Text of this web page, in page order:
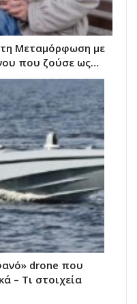
Μεταμόρφωση με
που ζούσε ως…
drone που
– Τι στοιχεία